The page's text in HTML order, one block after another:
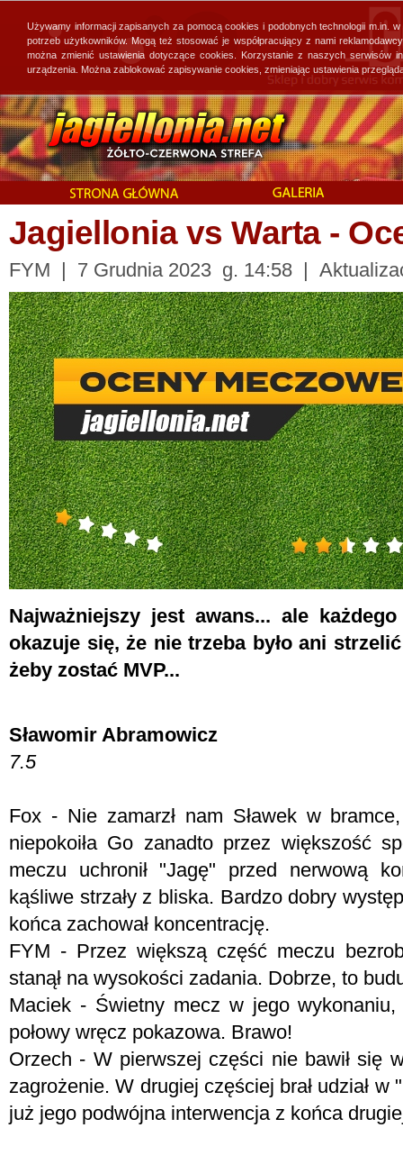
Jagiellonia vs Warta -
FYM | 7 Grudnia 2023 g. 14:58 |
Najważniejszy jest awans... ale
okazuje się, że nie trzeba było ani
żeby zostać MVP...
Sławomir Abramowicz
7.5
Fox - Nie zamarzł nam Sławek w
niepokoiła Go zanadto przez większość
meczu uchronił "Jagę" przed nerwową
kąśliwe strzały z bliska. Bardzo dobry
końca zachował koncentrację.
FYM - Przez większą część meczu
stanął na wysokości zadania. Dobrze, to
Maciek - Świetny mecz w jego
połowy wręcz pokazowa. Brawo!
Orzech - W pierwszej części nie bawił się
zagrożenie. W drugiej częściej brał udział w
już jego podwójna interwencja z końca
Używamy informacji zapisanych za pomocą cookies i podobnych technologii
potrzeb użytkowników. Mogą też stosować je współpracujący z nami
można zmienić ustawienia dotyczące cookies. Korzystanie z naszych
urządzenia. Można zablokować zapisywanie cookies, zmieniając ustawienia